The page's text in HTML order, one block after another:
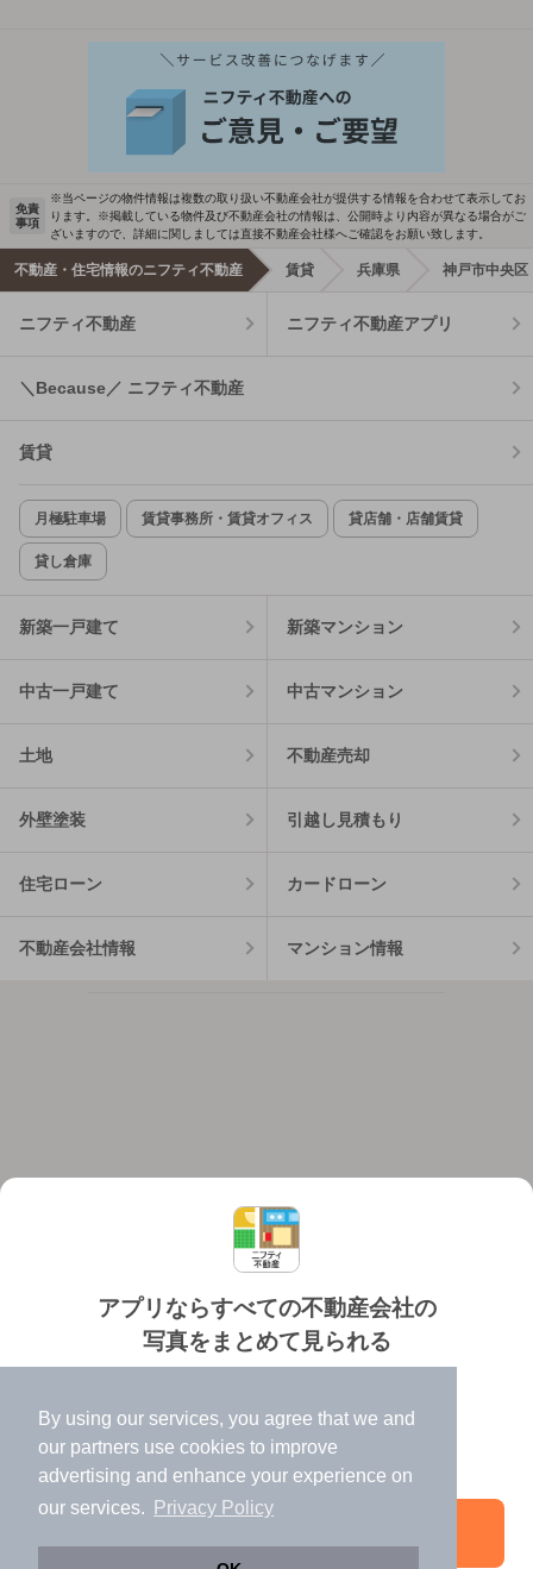
By using our services, you agree that we and
our partners use cookies to improve
advertising and enhance your experience on
our services.
Privacy Policy
アプリならすべての不動産会社の
写真をまとめて見られる
✔️
高速表示で似た物件も見つけやすい
✔️
便利な通知機能も充実
免責
事項
※当ページの物件情報は複数の取り扱い不動産会社が提供する情報を合わせて表示してお
ります。※掲載している物件及び不動産会社の情報は、公開時より内容が異なる場合がご
ざいますので、詳細に関しましては直接不動産会社様へご確認をお願い致します。
不動産・住宅情報のニフティ不動産 賃貸 兵庫県 神戸市中央区
ニフティ不動産 ニフティ不動産アプリ
＼Because／ ニフティ不動産
賃貸
月極駐車場 賃貸事務所・賃貸オフィス 貸店舗・店舗賃貸
貸し倉庫
新築一戸建て 新築マンション
中古一戸建て 中古マンション
土地 不動産売却
外壁塗装 引越し見積もり
住宅ローン カードローン
不動産会社情報 マンション情報
個人情報保護ポリシー 利用規約
©NIFTY Lifestyle Co., Ltd.